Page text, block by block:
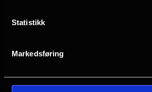
Statistikk
Markedsføring
Romantikk
Distributør
United International Pictures